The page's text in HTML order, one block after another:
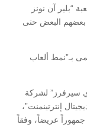
“بلير آن نونز
بعضهم البعض حتى
بـ”نمط ألعاب
سيرفرز” لشركة
إنترتينمنت”،
جمهوراً عريضاً، وفقاً